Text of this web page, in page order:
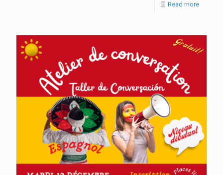
Read more